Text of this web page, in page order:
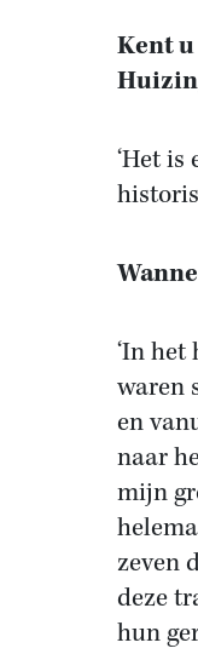
Kent
‘Het
‘In
waren
en
naar
mijn
zeven
deze
hun